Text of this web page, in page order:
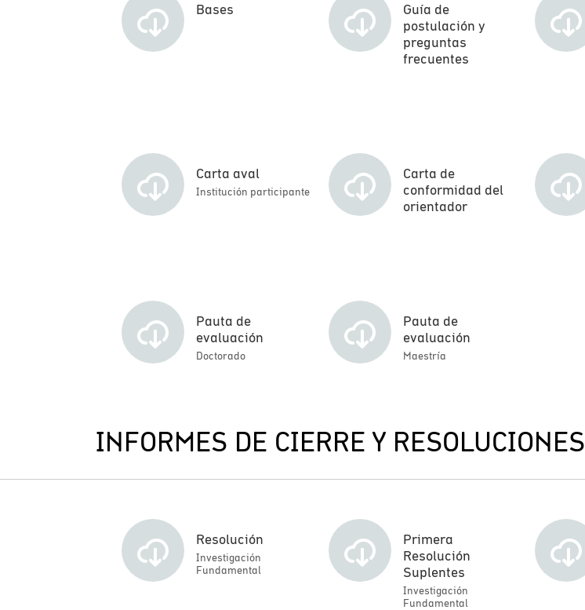
Bases
Guía de
postulación y
preguntas
frecuentes
Carta aval
Institución participante
Carta de
conformidad del
orientador
Pauta de
evaluación
Doctorado
Pauta de
evaluación
Maestría
INFORMES DE CIERRE Y RESOLUCIONES
Resolución
Investigación
Fundamental
Primera
Resolución
Suplentes
Investigación
Fundamental